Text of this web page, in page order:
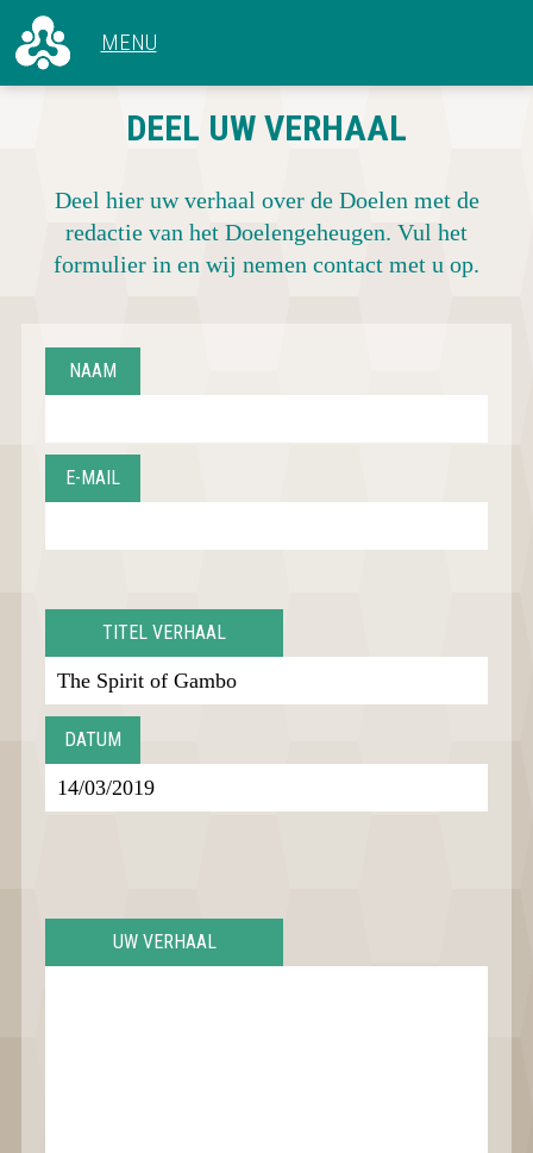
ALLE ARTIKELEN
HET GEBOUW
ACHTER DE SCHERMEN
VOOR 1966
1970 - 1979
1980 - 1989
1990 - 1999
CONCERTOVERZICHT
DEEL UW VERHAAL
Deel hier uw verhaal over de Doelen met de
redactie van het Doelengeheugen. Vul het
formulier in en wij nemen contact met u op.
NAAM
E-MAIL
TITEL VERHAAL
DATUM
UW VERHAAL